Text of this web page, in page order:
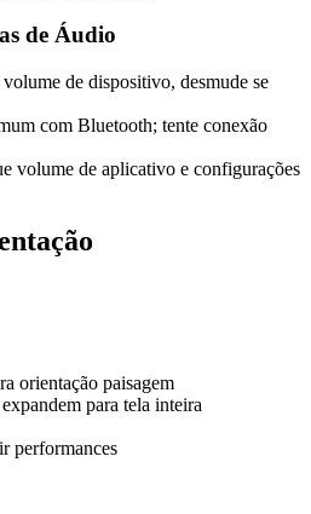
de Áudio
de dispositivo, desmude se
com Bluetooth; tente conexão
volume de aplicativo e configurações
orientação paisagem
para tela inteira
performances